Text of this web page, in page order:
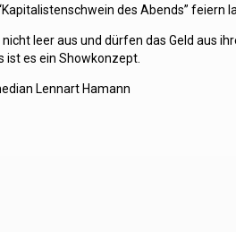
des Abends” feiern
leer aus und dürfen das Geld aus
ist es ein Showkonzept.
Lennart Hamann